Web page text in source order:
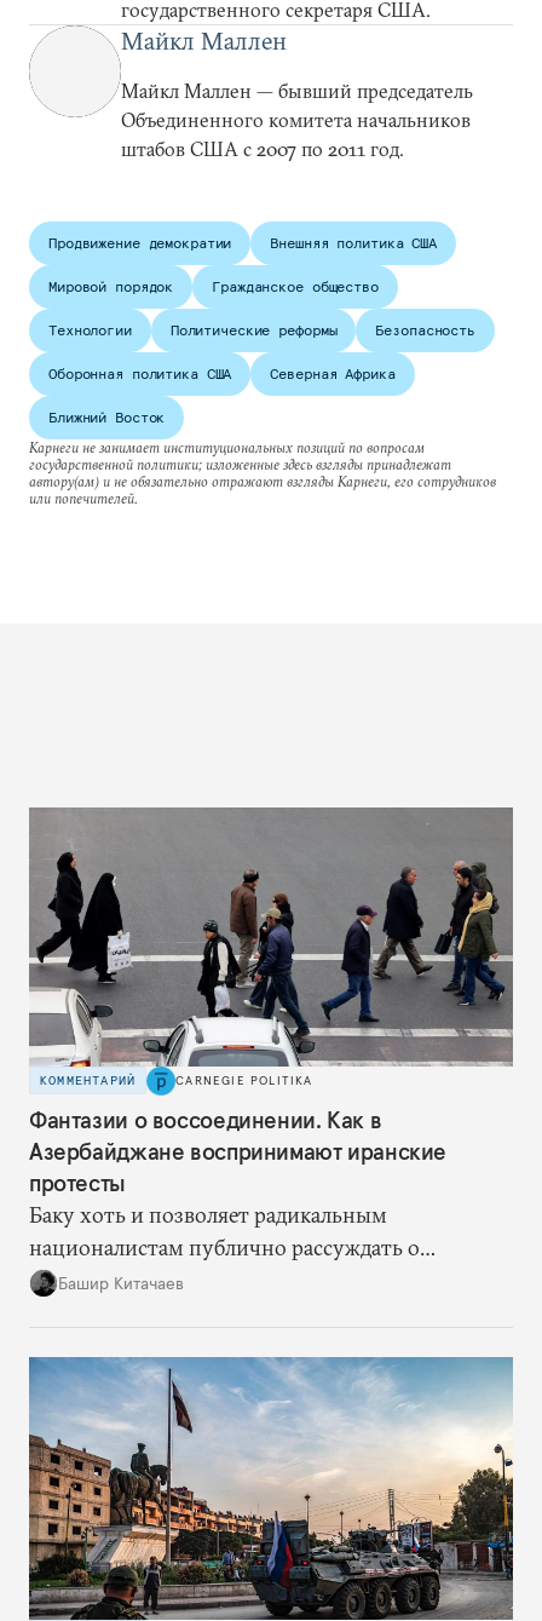
государственного секретаря США.
Майкл Маллен
Майкл Маллен — бывший председатель
Объединенного комитета начальников
штабов США с 2007 по 2011 год.
Продвижение демократии Внешняя политика США
Мировой порядок Гражданское общество
Технологии Политические реформы Безопасность
Оборонная политика США Северная Африка
Ближний Восток
Карнеги не занимает институциональных позиций по вопросам
государственной политики; изложенные здесь взгляды принадлежат
автору(ам) и не обязательно отражают взгляды Карнеги, его сотрудников
или попечителей.
КОММЕНТАРИЙ CARNEGIE POLITIKA
Фантазии о воссоединении. Как в
Азербайджане воспринимают иранские
протесты
Баку хоть и позволяет радикальным
националистам публично рассуждать о
воссоединении, сам предпочитает не
Башир Китачаев